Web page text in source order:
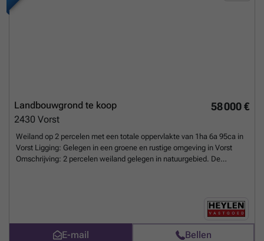
58 000 €
Landbouwgrond te koop
2430 Vorst
Weiland op 2 percelen met een totale oppervlakte van 1ha 6a 95ca in
Vorst Ligging: Gelegen in een groene en rustige omgeving in Vorst
Omschrijving: 2 percelen weiland gelegen in natuurgebied. De
E-mail Bellen